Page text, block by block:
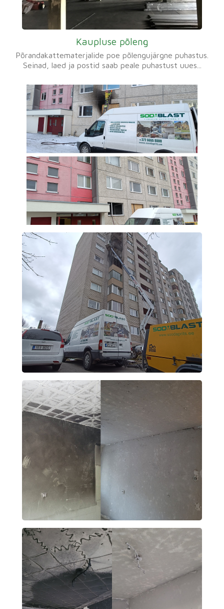
Kaupluse põleng
Põrandakattematerjalide poe põlengujärgne puhastus.
Seinad, laed ja postid saab peale puhastust uues...